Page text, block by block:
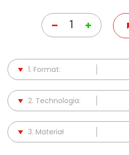
1. Format:
2. Technologia:
3. Materiał